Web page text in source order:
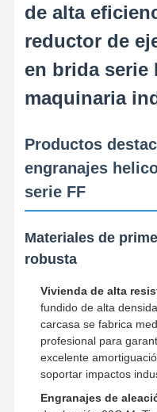
de alta
reductor de
en brida serie
maquinaria
Productos
engranajes
serie FF
Materiales de
robusta
Vivienda de alta
fundido de alta
carcasa se fabrica
profesional para
excelente
soportar impactos
Engranajes de